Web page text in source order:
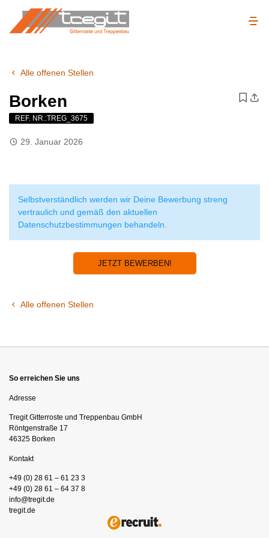
Alle offenen Stellen
Borken
REF. NR.:TREG_3675
29. Januar 2026
Selbstverständlich werden wir Deine Bewerbung streng
vertraulich und gemäß den aktuellen
Datenschutzbestimmungen behandeln.
JETZT BEWERBEN!
Alle offenen Stellen
So erreichen Sie uns
Adresse
Tregit Gitterroste und Treppenbau GmbH
Röntgenstraße 17
46325 Borken
Kontakt
+49 (0) 28 61 – 61 23 3
+49 (0) 28 61 – 64 37 8
info@tregit.de
tregit.de